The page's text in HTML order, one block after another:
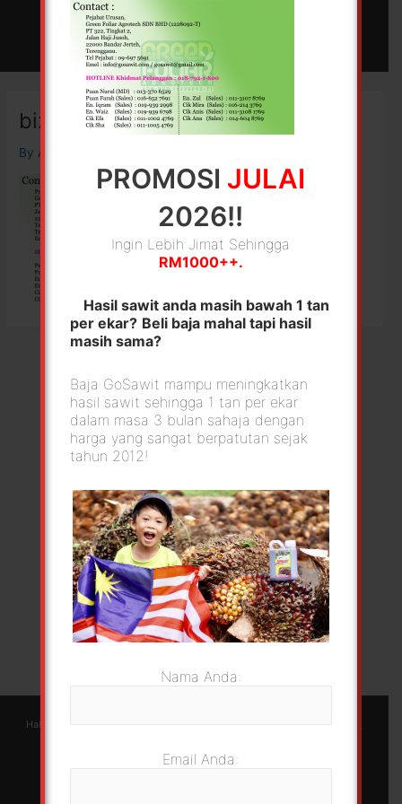
biz card
By Admin Gosawit
Hakcipta © 2026 GoSawit | Green Foliar Agrotech Sdn Bhd |Berjayaweb
PROMOSI JULAI
2026!!
Ingin Lebih Jimat Sehingga
RM1000++.
Hasil sawit anda masih bawah 1 tan
per ekar? Beli baja mahal tapi hasil
masih sama?
Baja GoSawit mampu meningkatkan
hasil sawit sehingga 1 tan per ekar
dalam masa 3 bulan sahaja dengan
harga yang sangat berpatutan sejak
tahun 2012!
Nama Anda:
Email Anda: